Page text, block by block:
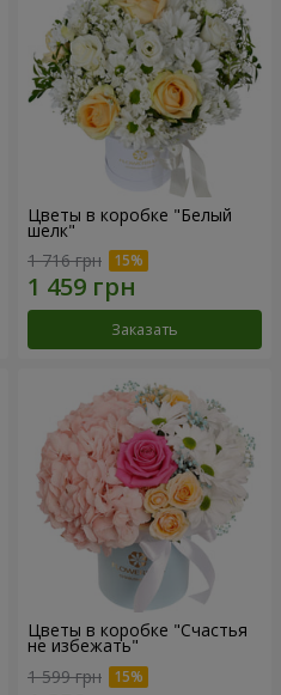
Цветы в коробке "Белый
шелк"
1 716 грн
Заказать
Цветы в коробке "Счастья
не избежать"
1 599 грн